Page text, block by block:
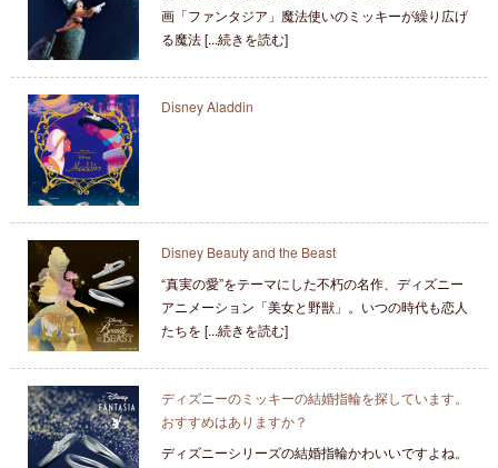
画「ファンタジア」魔法使いのミッキーが繰り広げ
る魔法 [...続きを読む]
Disney Aladdin
Disney Beauty and the Beast
“真実の愛”をテーマにした不朽の名作、ディズニー
アニメーション「美女と野獣」。いつの時代も恋人
たちを [...続きを読む]
ディズニーのミッキーの結婚指輪を探しています。
おすすめはありますか？
ディズニーシリーズの結婚指輪かわいいですよね。